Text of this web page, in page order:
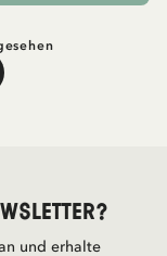
und erhalte